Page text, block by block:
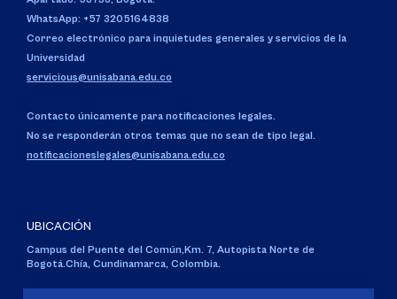
WhatsApp: +57 3205164838
Correo electrónico para inquietudes generales y servicios de la
Universidad
servicious@unisabana.edu.co
Contacto únicamente para notificaciones legales.
No se responderán otros temas que no sean de tipo legal.
notificacioneslegales@unisabana.edu.co
UBICACIÓN
Campus del Puente del Común,Km. 7, Autopista Norte de
Bogotá.Chía, Cundinamarca, Colombia.